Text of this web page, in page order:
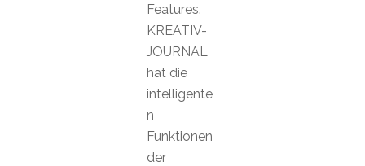
Features.
KREATIV-
JOURNAL
hat die
intelligente
n
Funktionen
der